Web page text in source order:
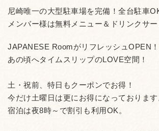
尼崎唯一の大型駐車場を完備！全台駐車
メンバー様は無料メニュー＆ドリンクサー
JAPANESE RoomがリフレッシュOPEN！
あの頃へタイムスリップのLOVE空間！
土・祝前、特日もクーポンでお得！
今だけ土曜日は更にお得になっております
宿泊は夜8時～で割引も利用OK。